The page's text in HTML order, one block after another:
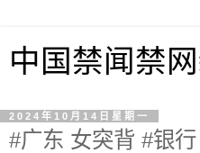
中国禁闻禁
2024年10月14日星期一
#广东 女突背 #银